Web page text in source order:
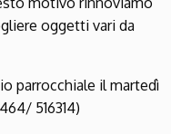
oggetti vari da
parrocchiale il martedì
516314)